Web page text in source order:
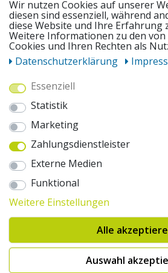
UNSERE ANGEBOTE
WIR VERSENDEN MIT
AUSZEICHNUNGEN & SICHERHEIT
© 2026 pentagonsports.de
Pentagon Sports GmbH & Co. KG
Daten­schutz­erklärung
Hinweise zur Batterieentsorgung
Cookie-Einstellungen ändern
* Alle Preise inkl. gesetzlicher Mehrwertsteuer
durchgestrichenen Preise entsprechen der UVP
Wir nutzen Cookies auf unserer
diesen sind essenziell, während
diese Website und Ihre Erfahrung
Weitere Informationen zu den
Cookies und Ihren Rechten als
Daten­schutz­erklärung
Essenziell
Statistik
Marketing
Zahlungsdienstleister
Externe Medien
Funktional
Weitere Einstellungen
Alle
Auswahl